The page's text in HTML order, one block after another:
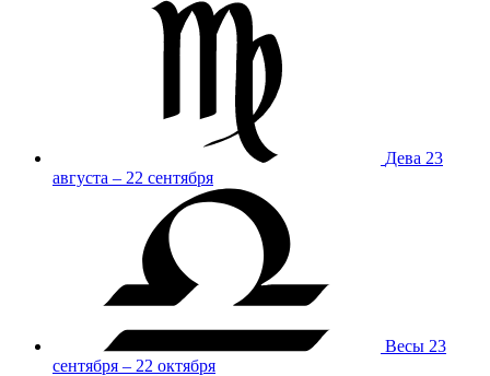
Дева 23
августа – 22 сентября
Весы 23
сентября – 22 октября